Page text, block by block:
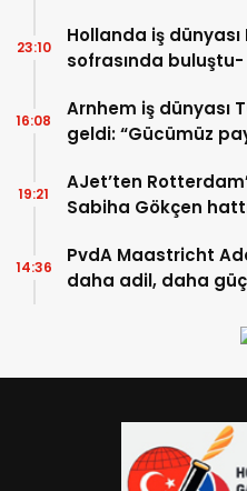
Hollanda iş dünyası
sofrasında buluştu-
23:10
Arnhem iş dünyası
geldi: “Gücümüz
16:08
AJet’ten
Sabiha Gökçen
19:21
PvdA Maastricht
daha adil, daha
14:36